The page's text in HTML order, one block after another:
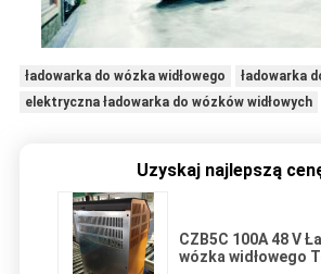
ładowarka do wózka widłowego
ładowarka
elektryczna ładowarka do wózków widłowych
Uzyskaj najlepszą
CZB5C 100A 48 V
wózka widłowego